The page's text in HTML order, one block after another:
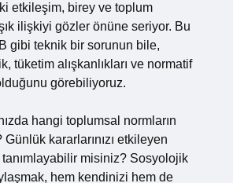
etkileşim, birey ve toplum
ilişkiyi gözler önüne seriyor. Bu
gibi teknik bir sorunun bile,
tüketim alışkanlıkları ve normatif
görebiliyoruz.
hangi toplumsal normların
kararlarınızı etkileyen
misiniz? Sosyolojik
hem kendinizi hem de